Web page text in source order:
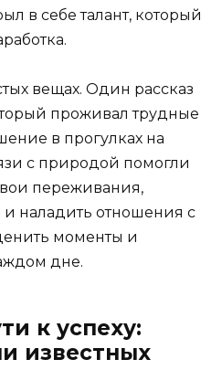
в себе талант, который
вещах. Один рассказ
проживал трудные
в прогулках на
с природой помогли
переживания,
наладить отношения с
моменты и
дне.
к успеху:
известных